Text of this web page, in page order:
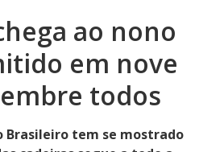
ao nono
em nove
todos
Brasileiro tem se mostrado